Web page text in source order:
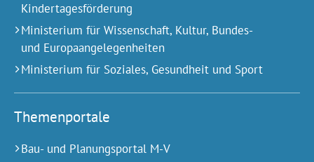
Kindertagesförderung
Ministerium für Wissenschaft, Kultur, Bundes-
und Europa­angelegen­heiten
Ministerium für Soziales, Gesundheit und Sport
Themenportale
Bau- und Planungsportal M-V